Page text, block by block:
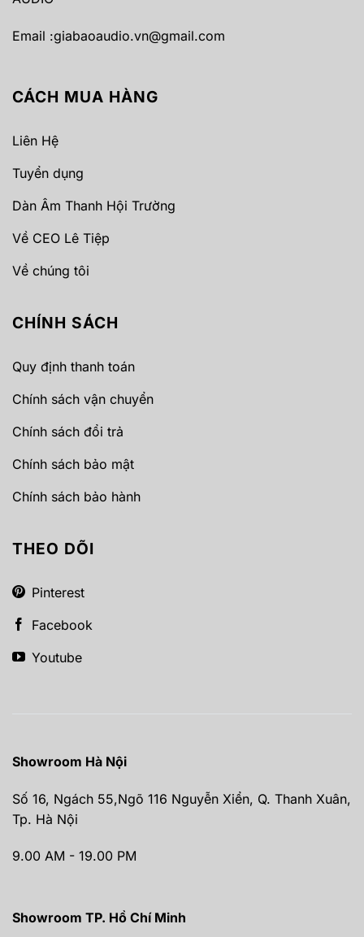
Email :giabaoaudio.vn@gmail.com
CÁCH MUA HÀNG
Liên Hệ
Tuyển dụng
Dàn Âm Thanh Hội Trường
Về CEO Lê Tiệp
Về chúng tôi
CHÍNH SÁCH
Quy định thanh toán
Chính sách vận chuyển
Chính sách đổi trả
Chính sách bảo mật
Chính sách bảo hành
THEO DÕI
Pinterest
Facebook
Youtube
Showroom Hà Nội
Số 16, Ngách 55,Ngõ 116 Nguyễn Xiển, Q. Thanh Xuân,
Tp. Hà Nội
9.00 AM - 19.00 PM
Showroom TP. Hồ Chí Minh